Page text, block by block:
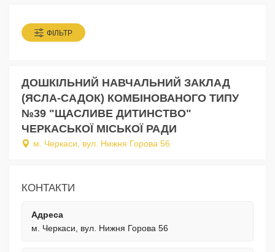
ФІЛЬТР
ДОШКІЛЬНИЙ НАВЧАЛЬНИЙ ЗАКЛАД
(ЯСЛА-САДОК) КОМБІНОВАНОГО ТИПУ
№39 "ЩАСЛИВЕ ДИТИНСТВО"
ЧЕРКАСЬКОЇ МІСЬКОЇ РАДИ
м. Черкаси, вул. Нижня Горова 56
КОНТАКТИ
Адреса
м. Черкаси, вул. Нижня Горова 56